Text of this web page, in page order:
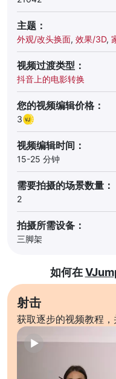
主题：
外观/改头换面, 效果/3D,
视频过渡类型：
抖音上的电影转换
您的视频编辑价格：
3
视频编辑时间：
15-25 分钟
需要拍摄的场景数量：
2
拍摄所需设备：
三脚架
如何在
射击
获取逐步的视频教程，